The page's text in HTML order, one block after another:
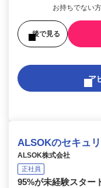
お持ちでない
後で見る
ア
ALSOKのセキュ
ALSOK株式会社
正社員
95%が未経験スター